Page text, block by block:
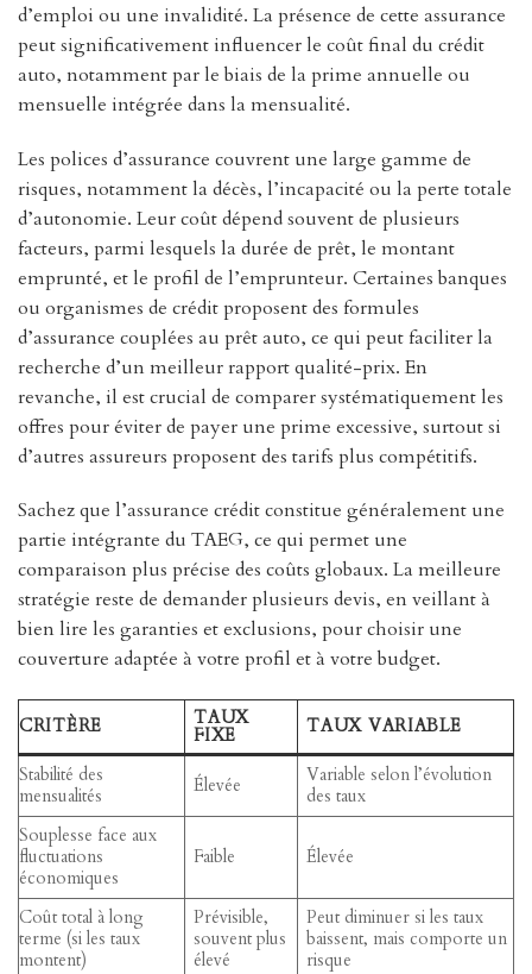
d’emploi ou une invalidité. La présence de cette assurance
peut significativement influencer le coût final du crédit
auto, notamment par le biais de la prime annuelle ou
mensuelle intégrée dans la mensualité.
Les polices d’assurance couvrent une large gamme de
risques, notamment la décès, l’incapacité ou la perte totale
d’autonomie. Leur coût dépend souvent de plusieurs
facteurs, parmi lesquels la durée de prêt, le montant
emprunté, et le profil de l’emprunteur. Certaines banques
ou organismes de crédit proposent des formules
d’assurance couplées au prêt auto, ce qui peut faciliter la
recherche d’un meilleur rapport qualité-prix. En
revanche, il est crucial de comparer systématiquement les
offres pour éviter de payer une prime excessive, surtout si
d’autres assureurs proposent des tarifs plus compétitifs.
Sachez que l’assurance crédit constitue généralement une
partie intégrante du TAEG, ce qui permet une
comparaison plus précise des coûts globaux. La meilleure
stratégie reste de demander plusieurs devis, en veillant à
bien lire les garanties et exclusions, pour choisir une
couverture adaptée à votre profil et à votre budget.
CRITÈRE TAUX
FIXE TAUX VARIABLE
Stabilité des
mensualités
Élevée
Variable selon l’évolution
des taux
Souplesse face aux
fluctuations
économiques
Faible Élevée
Coût total à long
terme (si les taux
montent)
Prévisible,
souvent plus
élevé
Peut diminuer si les taux
baissent, mais comporte un
risque